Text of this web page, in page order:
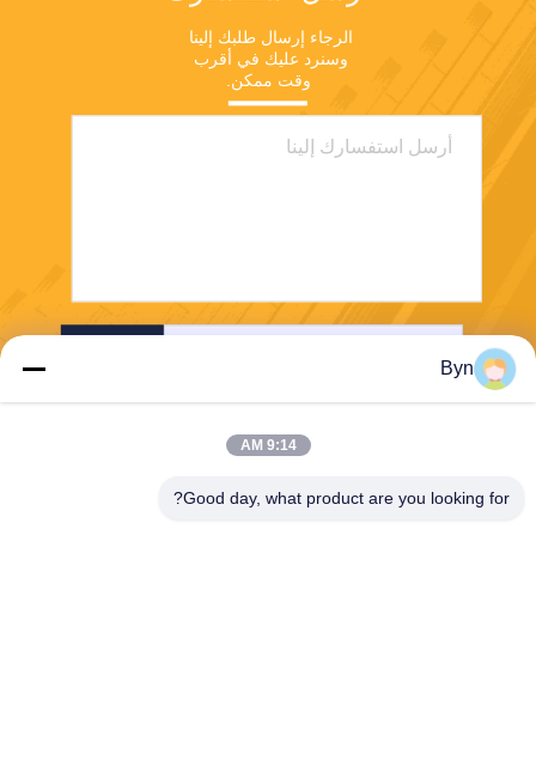
وقت ممكن.
Byn
9:14 AM
Good day, what product are you looking for?